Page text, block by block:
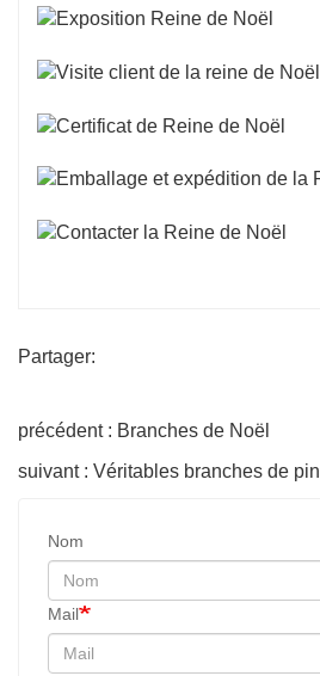
Partager:
précédent : Branches de Noël
suivant : Véritables branches de pin
Nom
Mail